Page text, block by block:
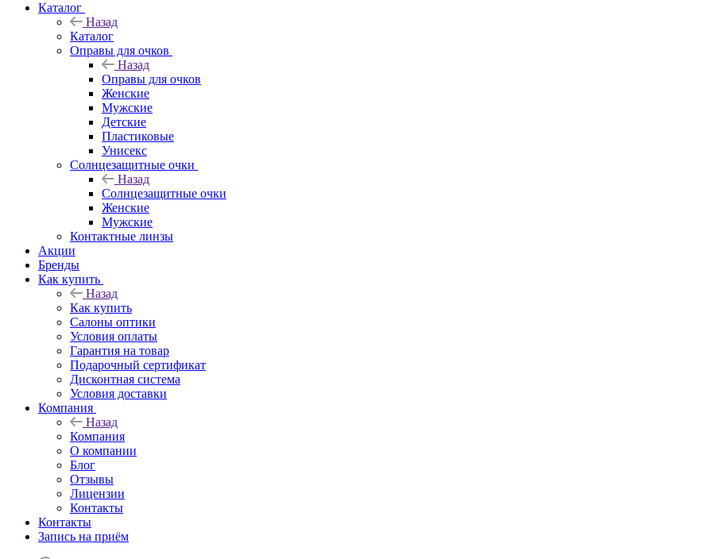
Каталог
Назад
Каталог
Оправы для очков
Назад
Оправы для очков
Женские
Мужские
Детские
Пластиковые
Унисекс
Солнцезащитные очки
Назад
Солнцезащитные очки
Женские
Мужские
Контактные линзы
Акции
Бренды
Как купить
Назад
Как купить
Салоны оптики
Условия оплаты
Гарантия на товар
Подарочный сертификат
Дисконтная система
Условия доставки
Компания
Назад
Компания
О компании
Блог
Отзывы
Лицензии
Контакты
Контакты
Запись на приём